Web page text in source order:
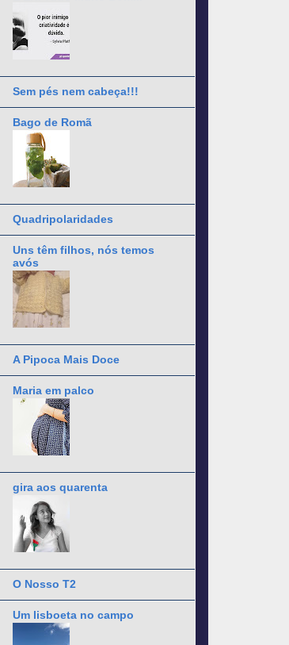
Sem pés nem cabeça!!!
Bago de Romã
Quadripolaridades
Uns têm filhos, nós temos
avós
A Pipoca Mais Doce
Maria em palco
gira aos quarenta
O Nosso T2
Um lisboeta no campo